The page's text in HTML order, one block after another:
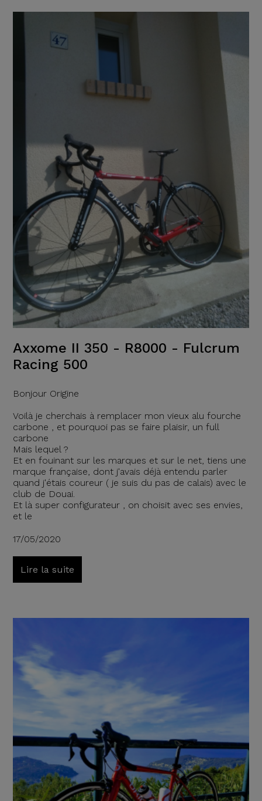
Axxome II 350 - R8000 - Fulcrum
Racing 500
Bonjour Origine
Voilà je cherchais à remplacer mon vieux alu fourche
carbone , et pourquoi pas se faire plaisir, un full
carbone
Mais lequel ?
Et en fouinant sur les marques et sur le net, tiens une
marque française, dont j'avais déjà entendu parler
quand j'étais coureur ( je suis du pas de calais) avec le
club de Douai.
Et là super configurateur , on choisit avec ses envies,
et le
17/05/2020
Lire la suite